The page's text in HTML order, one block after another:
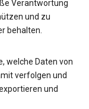
Verantwortung
und zu
behalten.
welche Daten von
verfolgen und
und